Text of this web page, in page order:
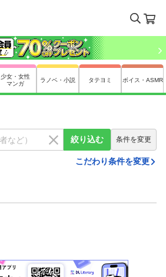
少女・女性
マンガ
ラノベ・小説 タテヨミ ボイス・ASMR
絞り込む 条件を変更
こだわり条件を変更